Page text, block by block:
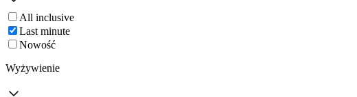
All inclusive
Last minute
Nowość
Wyżywienie